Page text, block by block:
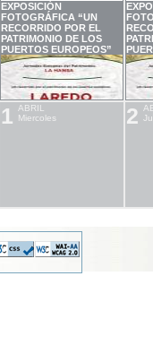
EXPOSICIÓN
FOTOGRÁFICA “UN
RECORRIDO POR EL
PATRIMONIO DE LOS
PUERTOS EUROPEOS”
1 ABRIL
Miercoles
2